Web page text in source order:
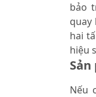
bảo
quay
hai
hiệu
Nếu